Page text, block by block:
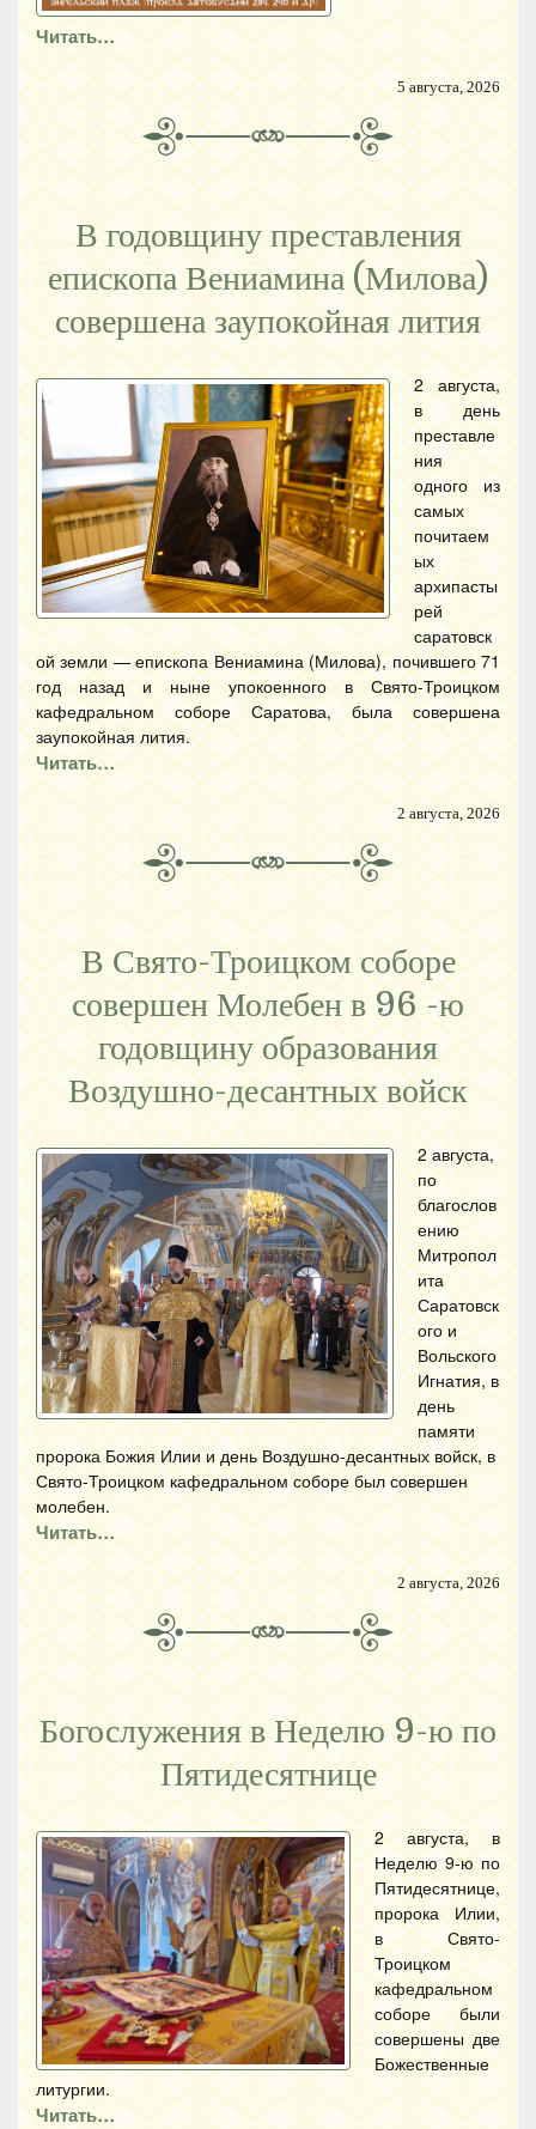
Читать…
5 августа, 2026
В годовщину преставления
епископа Вениамина (Милова)
совершена заупокойная лития
2 августа,
в день
преставле
ния
одного из
самых
почитаем
ых
архипасты
рей
саратовск
ой земли — епископа Вениамина (Милова), почившего 71
год назад и ныне упокоенного в Свято-Троицком
кафедральном соборе Саратова, была совершена
заупокойная лития.
Читать…
2 августа, 2026
В Свято-Троицком соборе
совершен Молебен в 96 -ю
годовщину образования
Воздушно-десантных войск
2 августа,
по
благослов
ению
Митропол
ита
Саратовск
ого и
Вольского
Игнатия, в
день
памяти
пророка Божия Илии и день Воздушно-десантных войск, в
Свято-Троицком кафедральном соборе был совершен
молебен.
Читать…
2 августа, 2026
Богослужения в Неделю 9-ю по
Пятидесятнице
2 августа, в
Неделю 9-ю по
Пятидесятнице,
пророка Илии,
в Свято-
Троицком
кафедральном
соборе были
совершены две
Божественные
литургии.
Читать…